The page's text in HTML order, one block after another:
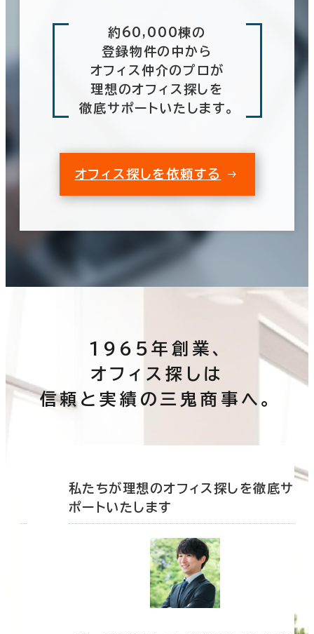
約60,000棟の
登録物件の中から
オフィス仲介のプロが
理想のオフィス探しを
徹底サポートいたします。
オフィス探しを依頼する
1965年創業、
オフィス探しは
信頼と実績の三鬼商事へ。
私たちが理想のオフィス探しを徹底サ
ポートいたします